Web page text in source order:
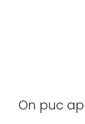
On puc